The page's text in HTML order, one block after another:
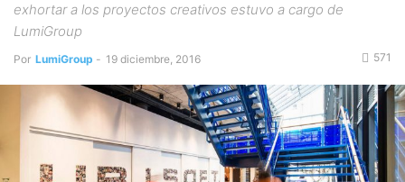
exhortar a los proyectos creativos estuvo a cargo de
LumiGroup
Por LumiGroup - 19 diciembre, 2016 571